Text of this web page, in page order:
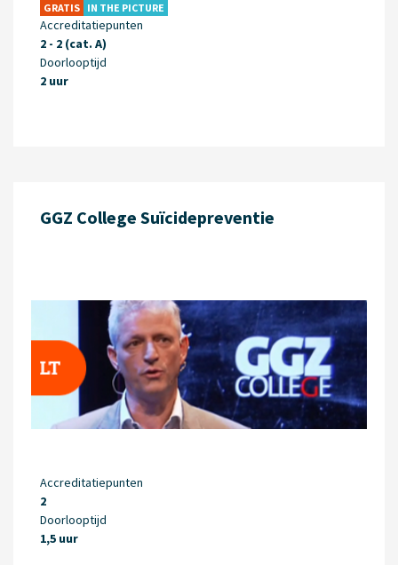
GRATIS IN THE PICTURE
Accreditatiepunten
2 - 2 (cat. A)
Doorlooptijd
2 uur
GGZ College Suïcidepreventie
Accreditatiepunten
2
Doorlooptijd
1,5 uur